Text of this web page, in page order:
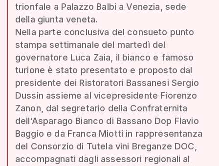
trionfale a Palazzo Balbi a Venezia, sede
della giunta veneta.
Nella parte conclusiva del consueto punto
stampa settimanale del martedì del
governatore Luca Zaia, il bianco e famoso
turione è stato presentato e proposto dal
presidente dei Ristoratori Bassanesi Sergio
Dussin assieme al vicepresidente Fiorenzo
Zanon, dal segretario della Confraternita
dell’Asparago Bianco di Bassano Dop Flavio
Baggio e da Franca Miotti in rappresentanza
del Consorzio di Tutela vini Breganze DOC,
accompagnati dagli assessori regionali al